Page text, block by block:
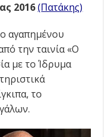
2016(Πατάκης)
αγαπημένου
την ταινία «Ο
με το Ίδρυμα
το